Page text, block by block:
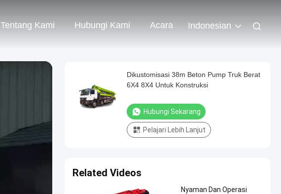
Tentang Kami Hubungi Kami Acara Indonesian
Dikustomisasi 38m Beton Pump Truk Berat
6X4 8X4 Untuk Konstruksi
Hubungi Sekarang
Pelajari Lebih Lanjut
Related Videos
Nyaman Dan Operasi